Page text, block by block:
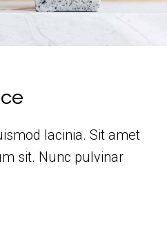
lacinia. Sit amet
sit. Nunc pulvinar